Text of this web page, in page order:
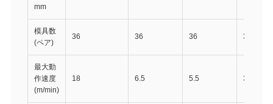
mm
模具数
(ペア)
36 36 36 39
最大動
作速度
(m/min)
18 6.5 5.5 3.5